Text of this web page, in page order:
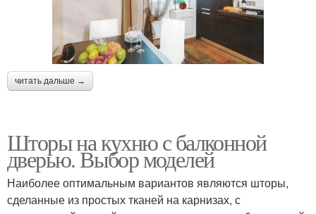
читать дальше →
Шторы на кухню с балконной
дверью. Выбор моделей
Наиболее оптимальным вариантов являются шторы,
сделанные из простых тканей на карнизах, с